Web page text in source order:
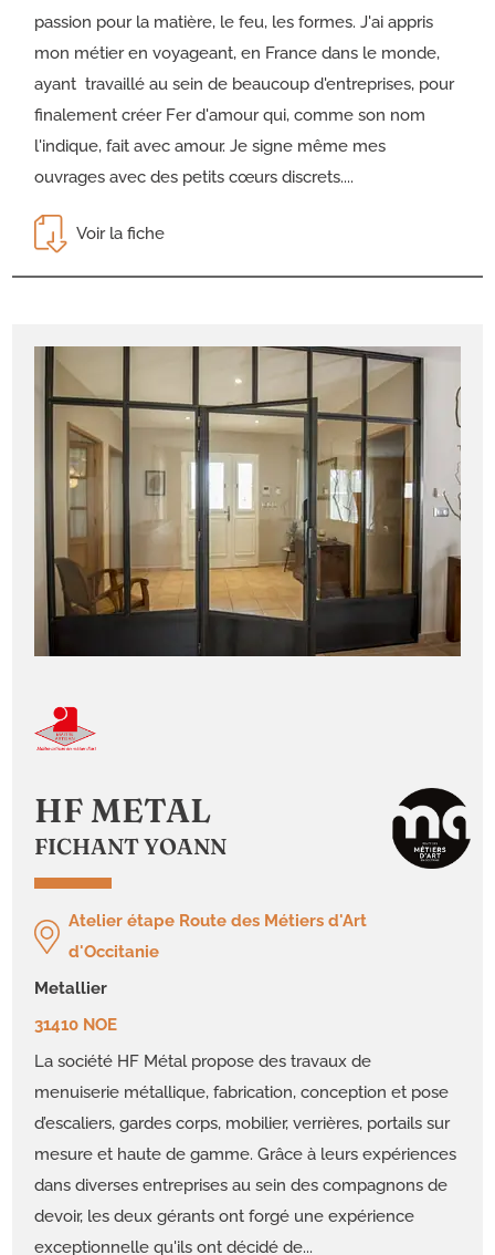
passion pour la matière, le feu, les formes. J'ai appris
mon métier en voyageant, en France dans le monde,
ayant travaillé au sein de beaucoup d'entreprises, pour
finalement créer Fer d'amour qui, comme son nom
l'indique, fait avec amour. Je signe même mes
ouvrages avec des petits cœurs discrets....
Voir la fiche
HF METAL
FICHANT YOANN
Atelier étape Route des Métiers d'Art
d'Occitanie
metallier
31410 NOE
La société HF Métal propose des travaux de
menuiserie métallique, fabrication, conception et pose
d’escaliers, gardes corps, mobilier, verrières, portails sur
mesure et haute de gamme. Grâce à leurs expériences
dans diverses entreprises au sein des compagnons de
devoir, les deux gérants ont forgé une expérience
exceptionnelle qu'ils ont décidé de...